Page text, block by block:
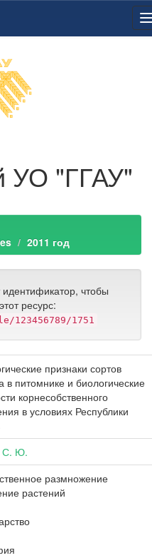
УО "ГГАУ"
2011 год
идентификатор, чтобы
ресурс:
1751
признаки сортов
в питомнике и биологические
корнесобственного
в условиях Республики
С. Ю.
размножение
растений